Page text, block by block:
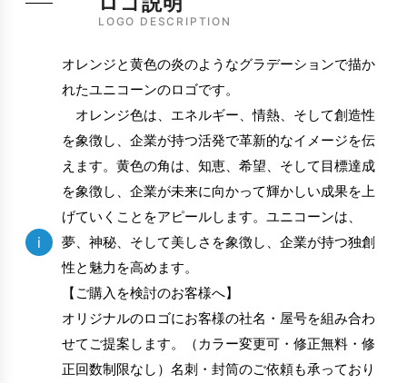
LOGO DESCRIPTION
i
オレンジと黄色の炎のようなグラデーションで描か
れたユニコーンのロゴです。
オレンジ色は、エネルギー、情熱、そして創造性
を象徴し、企業が持つ活発で革新的なイメージを伝
えます。黄色の角は、知恵、希望、そして目標達成
を象徴し、企業が未来に向かって輝かしい成果を上
げていくことをアピールします。ユニコーンは、
夢、神秘、そして美しさを象徴し、企業が持つ独創
性と魅力を高めます。
【ご購入を検討のお客様へ】
オリジナルのロゴにお客様の社名・屋号を組み合わ
せてご提案します。（カラー変更可・修正無料・修
正回数制限なし）名刺・封筒のご依頼も承っており